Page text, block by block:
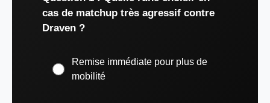
cas de matchup très agressif contre
Draven ?
Remise immédiate pour plus de
mobilité